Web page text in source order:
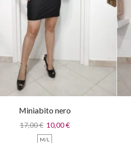
Miniabito nero
17,00€ 10,00€
M/L